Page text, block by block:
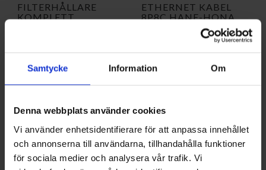
Samtycke Information Om
Denna webbplats använder cookies
Vi använder enhetsidentifierare för att anpassa innehållet
och annonserna till användarna, tillhandahålla funktioner
för sociala medier och analysera vår trafik. Vi
FILTERHÅLLARE
KOMPLETT
KÖP
G
ETHERNET KABEL
8P8C HANE-HONA